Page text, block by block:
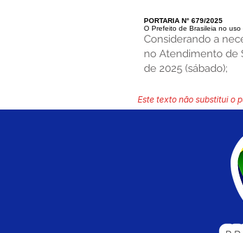
PORTARIA N° 679/2025
O Prefeito de Brasileia no uso
Considerando a
no Atendimento de
de 2025 (sábado);
Este texto não substitui o